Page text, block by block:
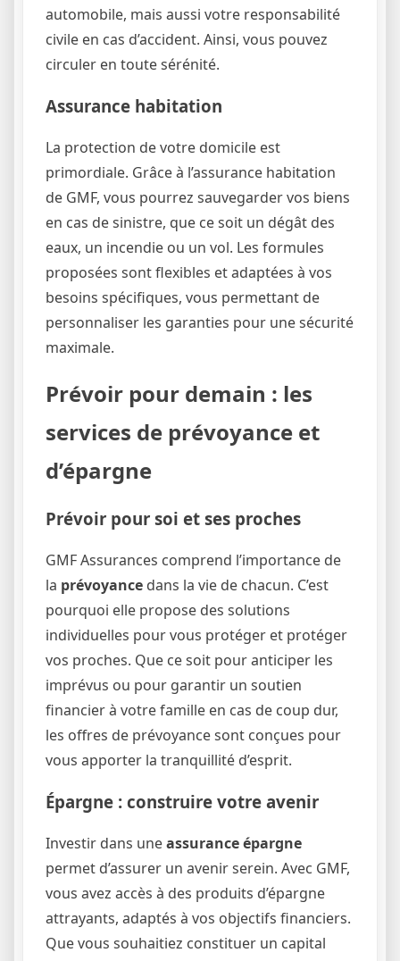
automobile, mais aussi votre responsabilité
civile en cas d’accident. Ainsi, vous pouvez
circuler en toute sérénité.
Assurance habitation
La protection de votre domicile est
primordiale. Grâce à l’assurance habitation
de GMF, vous pourrez sauvegarder vos biens
en cas de sinistre, que ce soit un dégât des
eaux, un incendie ou un vol. Les formules
proposées sont flexibles et adaptées à vos
besoins spécifiques, vous permettant de
personnaliser les garanties pour une sécurité
maximale.
Prévoir pour demain : les
services de prévoyance et
d’épargne
Prévoir pour soi et ses proches
GMF Assurances comprend l’importance de
la prévoyance dans la vie de chacun. C’est
pourquoi elle propose des solutions
individuelles pour vous protéger et protéger
vos proches. Que ce soit pour anticiper les
imprévus ou pour garantir un soutien
financier à votre famille en cas de coup dur,
les offres de prévoyance sont conçues pour
vous apporter la tranquillité d’esprit.
Épargne : construire votre avenir
Investir dans uneassurance épargne
permet d’assurer un avenir serein. Avec GMF,
vous avez accès à des produits d’épargne
attrayants, adaptés à vos objectifs financiers.
Que vous souhaitiez constituer un capital